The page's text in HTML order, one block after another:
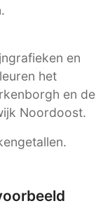
en
het
en de
Noordoost.